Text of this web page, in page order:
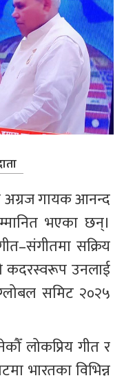
अग्रज गायक आनन्द
भएका छन्।
सक्रिय
कदरस्वरूप उनलाई
समिट २०२५
लोकप्रिय गीत र
भारतका विभिन्न